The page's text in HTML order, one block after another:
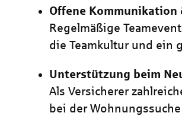
Offene Kommunikation
Regelmäßige
die Teamkultur und ein
Unterstützung beim
Als Versicherer
bei der